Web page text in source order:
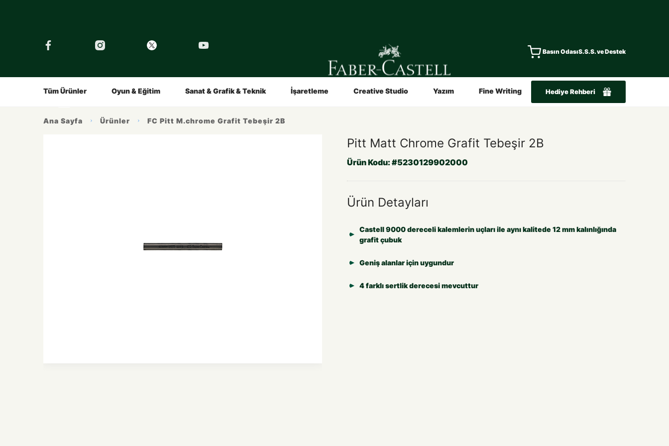
Basın OdasıS.S.S. ve Destek
Ürünlerimiz
Tüm Ürünler Oyun & Eğitim Sanat & Grafik & Teknik İşaretleme Creative Studio Yazım Fine Writing Hediye Rehberi
İlham Alın
Tüm Eğitimler Çocuklar İçin Gençler İçin Sanatçılar İçin Video ve Broşürler
Hakkımızda
Şirket Tarihçe Kalemin Hikayesi
Ana Sayfa Ürünler FC Pitt M.chrome Grafit Tebeşir 2B
Pitt Matt Chrome Grafit Tebeşir 2B
Ürün Kodu: #5230129902000
Ürün Detayları
Castell 9000 dereceli kalemlerin uçları ile aynı kalitede 12 mm kalınlığında
grafit çubuk
Geniş alanlar için uygundur
4 farklı sertlik derecesi mevcuttur